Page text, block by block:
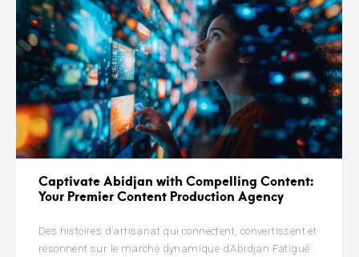
Captivate Abidjan with Compelling Content:
Your Premier Content Production Agency
Des histoires d’artisanat qui connectent, convertissent et
résonnent sur le marché dynamique d’Abidjan Fatigué